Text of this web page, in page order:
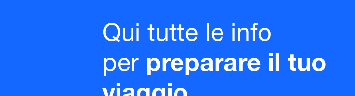
Qui tutte le info
per preparare il tuo